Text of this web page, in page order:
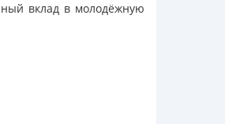
вклад в молодёжную